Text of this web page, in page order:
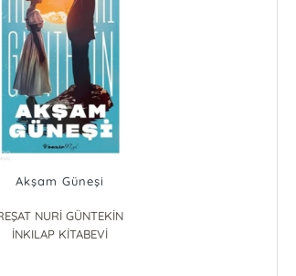
Akşam Güneşi
NURİ GÜNTEKİN
İNKILAP KİTABEVİ